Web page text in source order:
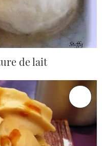
de lait